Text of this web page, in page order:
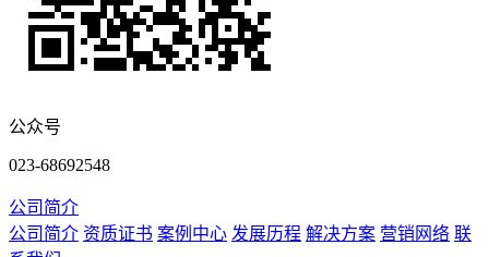
公众号
023-68692548
公司简介
公司简介 资质证书 案例中心 发展历程 解决方案 营销网络 联